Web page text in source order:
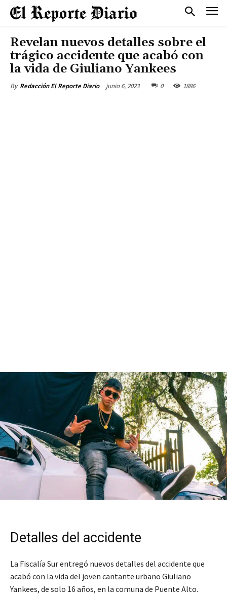
Revelan nuevos detalles sobre el
trágico accidente que acabó con
la vida de Giuliano Yankees
By Redacción El Reporte Diario junio 6, 2023 0 1886
Detalles del accidente
La Fiscalía Sur entregó nuevos detalles del accidente que
acabó con la vida del joven cantante urbano Giuliano
Yankees, de solo 16 años, en la comuna de Puente Alto.